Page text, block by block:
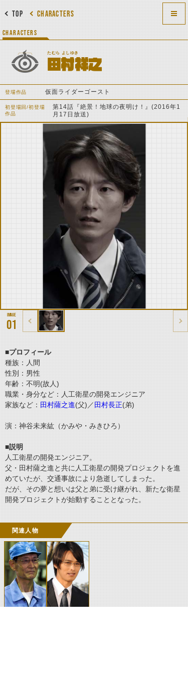
CHARACTERS
TOP
CHARACTERS
たむら よしゆき
田村祥之
登場作品 仮面ライダーゴースト
初登場回/初登場
作品
第14話『絶景！地球の夜明け！』(2016年1
月17日放送)
01
■プロフィール
種族：人間
性別：男性
年齢：不明(故人)
職業・身分など：人工衛星の開発エンジニア
家族など： 田村薩之進(父)／ 田村長正(弟)
演：神谷未来紘（かみや・みきひろ）
■説明
人工衛星の開発エンジニア。
父・田村薩之進と共に人工衛星の開発プロジェクトを進
めていたが、交通事故により急逝してしまった。
だが、その夢と想いは父と弟に受け継がれ、新たな衛星
開発プロジェクトが始動することとなった。
関連人物